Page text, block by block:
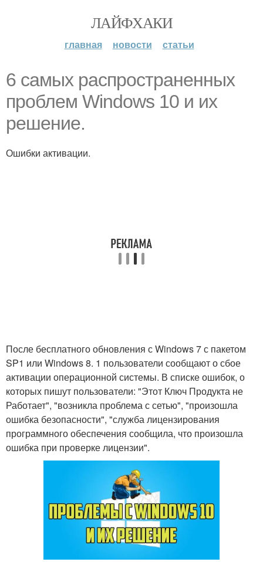
ЛАЙФХАКИ
главная новости статьи
6 самых распространенных
проблем Windows 10 и их
решение.
Ошибки активации.
После бесплатного обновления с Windows 7 с пакетом
SP1 или Windows 8. 1 пользователи сообщают о сбое
активации операционной системы. В списке ошибок, о
которых пишут пользователи: "Этот Ключ Продукта не
Работает", "возникла проблема с сетью", "произошла
ошибка безопасности", "служба лицензирования
программного обеспечения сообщила, что произошла
ошибка при проверке лицензии".